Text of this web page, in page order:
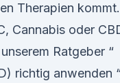
Therapien kommt.
Cannabis oder
Ratgeber “
richtig anwenden